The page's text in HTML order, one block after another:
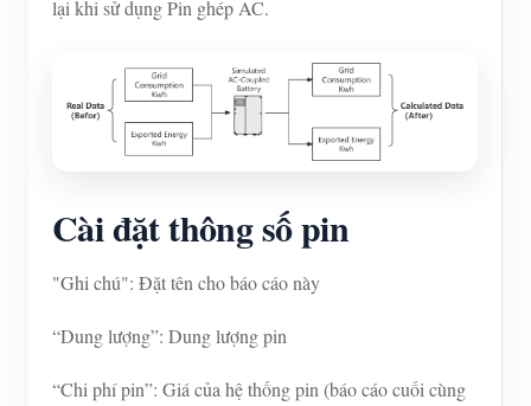
lại khi sử dụng Pin ghép AC.
Cài đặt thông số pin
"Ghi chú": Đặt tên cho báo cáo này
“Dung lượng”: Dung lượng pin
“Chi phí pin”: Giá của hệ thống pin (báo cáo cuối cùng